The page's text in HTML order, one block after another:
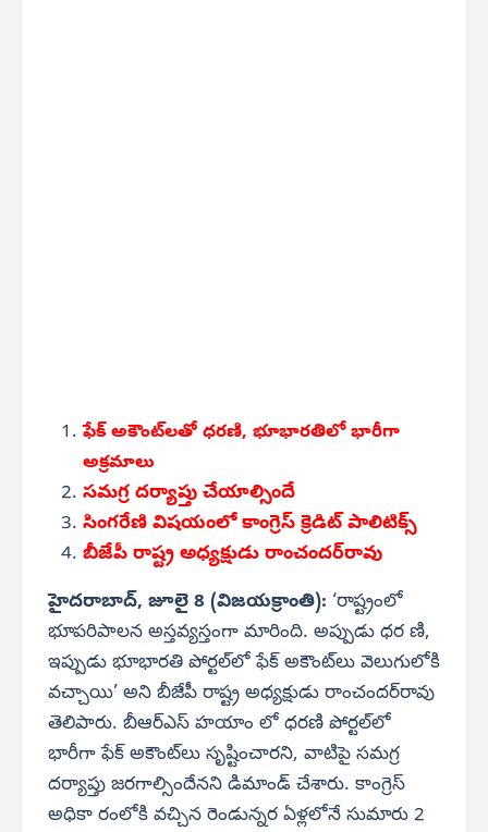
ఫేక్ అకౌంట్‌లతో ధరణి, భూభారతిలో భారీగా
అక్రమాలు
సమగ్ర దర్యాప్తు చేయాల్సిందే
సింగరేణి విషయంలో కాంగ్రెస్ క్రెడిట్ పాలిటిక్స్
బీజేపీ రాష్ట్ర అధ్యక్షుడు రాంచందర్‌రావు
హైదరాబాద్, జూలై 8 (విజయక్రాంతి): ‘రాష్ట్రంలో
భూపరిపాలన అస్తవ్యస్తంగా మారింది. అప్పుడు ధర ణి,
ఇప్పుడు భూభారతి పోర్టల్‌లో ఫేక్ అకౌంట్‌లు వెలుగులోకి
వచ్చాయి’ అని బీజేపీ రాష్ట్ర అధ్యక్షుడు రాంచందర్‌రావు
తెలిపారు. బీఆర్‌ఎస్ హయాం లో ధరణి పోర్టల్‌లో
భారీగా ఫేక్ అకౌంట్‌లు సృష్టించారని, వాటిపై సమగ్ర
దర్యాప్తు జరగాల్సిందేనని డిమాండ్ చేశారు. కాంగ్రెస్
అధికా రంలోకి వచ్చిన రెండున్నర ఏళ్లలోనే సుమారు 2